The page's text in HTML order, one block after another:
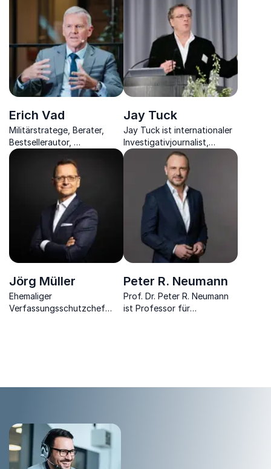
Erich Vad
Militärstratege, Berater,
Bestsellerautor,
Universitätslehrer und
Publizist über die richtige
Strategie bei der
Organisationsführung.
Jay Tuck
Jay Tuck ist internationaler
Investigativjournalist,
Sicherheitsexperte und
gefragter Keynote-Speaker
zu KI, Krieg und globaler
Sicherheit.
Jörg Müller
Ehemaliger
Verfassungsschutzchef
Peter R. Neumann
Prof. Dr. Peter R. Neumann
ist Professor für